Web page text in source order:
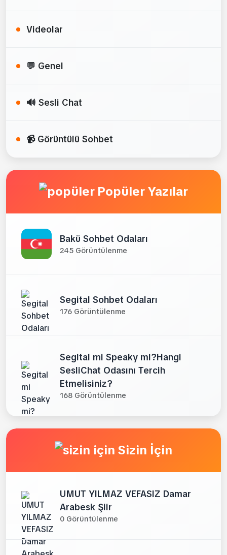
Videolar
💬 Genel
🔊 Sesli Chat
📹 Görüntülü Sohbet
Popüler Yazılar
Bakü Sohbet Odaları
245 Görüntülenme
Segital Sohbet Odaları
176 Görüntülenme
Segital mi Speaky mi?Hangi
SesliChat Odasını Tercih
Etmelisiniz?
168 Görüntülenme
Sizin İçin
UMUT YILMAZ VEFASIZ Damar
Arabesk Şiir
0 Görüntülenme